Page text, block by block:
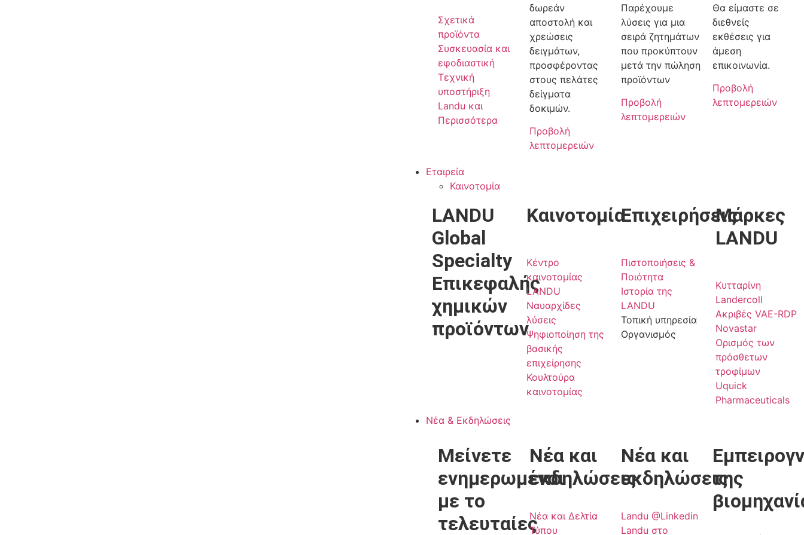
Σχετικά
προϊόντα
Συσκευασία και
εφοδιαστική
Τεχνική
υποστήριξη
Landu και
Περισσότερα
δωρεάν
αποστολή και
χρεώσεις
δειγμάτων,
προσφέροντας
στους πελάτες
δείγματα
δοκιμών.
Προβολή
λεπτομερειών
Παρέχουμε
λύσεις για μια
σειρά ζητημάτων
που προκύπτουν
μετά την πώληση
προϊόντων
Προβολή
λεπτομερειών
Θα είμαστε σε
διεθνείς
εκθέσεις για
άμεση
επικοινωνία.
Προβολή
λεπτομερειών
Εταιρεία
Καινοτομία
LANDU
Global
Specialty
Επικεφαλής
χημικών
προϊόντων
Καινοτομία
Κέντρο
καινοτομίας
LANDU
Ναυαρχίδες
λύσεις
Ψηφιοποίηση της
βασικής
επιχείρησης
Κουλτούρα
καινοτομίας
Επιχειρήσεις
Πιστοποιήσεις &
Ποιότητα
Ιστορία της
LANDU
Τοπική υπηρεσία
Οργανισμός
Μάρκες
LANDU
Κυτταρίνη
Landercoll
Ακριβές VAE-RDP
Novastar
Ορισμός των
πρόσθετων
τροφίμων
Uquick
Pharmaceuticals
Νέα & Εκδηλώσεις
Μείνετε
ενημερωμένοι
με το
τελευταίες
Νέα και
εκδηλώσεις
Νέα και Δελτία
Τύπου
Νέα και
εκδηλώσεις
Landu @Linkedin
Landu στο
της